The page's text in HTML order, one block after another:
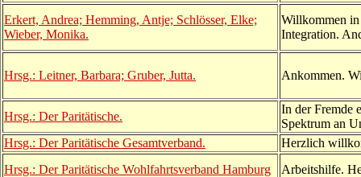
Erkert, Andrea; Hemming, Antje; Schlösser, Elke;
Wieber, Monika.
Willkommen in
Integration.
Hrsg.: Leitner, Barbara; Gruber, Jutta. Ankommen.
Hrsg.: Der Paritätische.
In der Fremde
Spektrum an
Hrsg.: Der Paritätische Gesamtverband.
Herzlich
Hrsg.: Der Paritätische Wohlfahrtsverband Hamburg
Arbeitshilfe.